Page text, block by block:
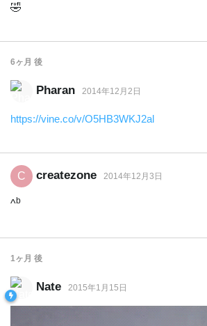
🤣
6ヶ月 後
Pharan 2014年12月2日
https://vine.co/v/O5HB3WKJ2al
C createzone 2014年12月3日
^b
1ヶ月 後
Nate 2015年1月15日